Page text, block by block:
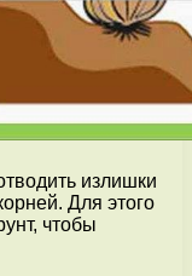
излишки
Для этого
чтобы